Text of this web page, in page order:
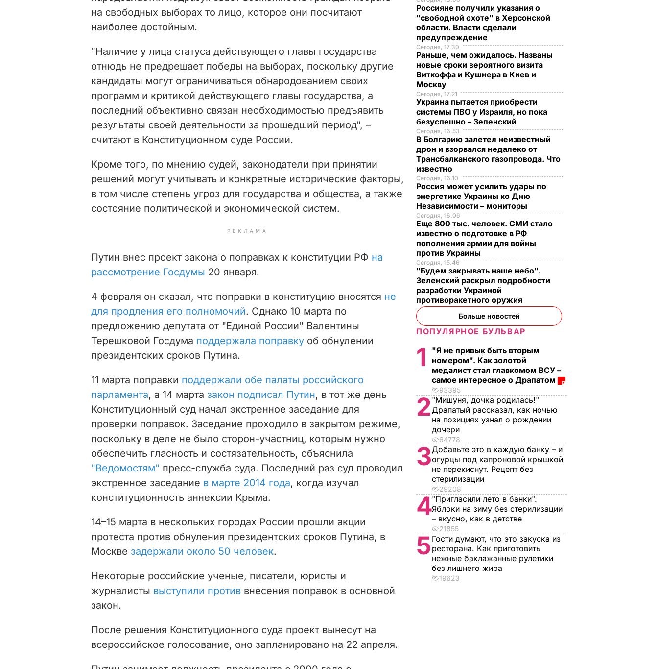
на свободных выборах то лицо, которое они посчитают
наиболее достойным.
"Наличие у лица статуса действующего главы государства
отнюдь не предрешает победы на выборах, поскольку другие
кандидаты могут ограничиваться обнародованием своих
программ и критикой действующего главы государства, а
последний объективно связан необходимостью предъявить
результаты своей деятельности за прошедший период", –
считают в Конституционном суде России.
Кроме того, по мнению судей, законодатели при принятии
решений могут учитывать и конкретные исторические факторы,
в том числе степень угроз для государства и общества, а также
состояние политической и экономической систем.
РЕКЛАМА
Путин внес проект закона о поправках к конституции РФ на
рассмотрение Госдумы 20 января.
4 февраля он сказал, что поправки в конституцию вносятся не
для продления его полномочий. Однако 10 марта по
предложению депутата от "Единой России" Валентины
Терешковой Госдума поддержала поправку об обнулении
президентских сроков Путина.
11 марта поправки поддержали обе палаты российского
парламента, а 14 марта закон подписал Путин, в тот же день
Конституционный суд начал экстренное заседание для
проверки поправок. Заседание проходило в закрытом режиме,
поскольку в деле не было сторон-участниц, которым нужно
обеспечить гласность и состязательность, объяснила
"Ведомостям" пресс-служба суда. Последний раз суд проводил
экстренное заседание в марте 2014 года, когда изучал
конституционность аннексии Крыма.
14–15 марта в нескольких городах России прошли акции
протеста против обнуления президентских сроков Путина, в
Москве задержали около 50 человек.
Некоторые российские ученые, писатели, юристы и
журналисты выступили против внесения поправок в основной
закон.
После решения Конституционного суда проект вынесут на
всероссийское голосование, оно запланировано на 22 апреля.
Россияне получили указания о
"свободной охоте" в Херсонской
области. Власти сделали
предупреждение
Сегодня, 17.30
Раньше, чем ожидалось. Названы
новые сроки вероятного визита
Виткоффа и Кушнера в Киев и
Москву
Сегодня, 17.21
Украина пытается приобрести
системы ПВО у Израиля, но пока
безуспешно – Зеленский
Сегодня, 16.53
В Болгарию залетел неизвестный
дрон и взорвался недалеко от
Трансбалканского газопровода. Что
известно
Сегодня, 16.10
Россия может усилить удары по
энергетике Украины ко Дню
Независимости – мониторы
Сегодня, 16.06
Еще 800 тыс. человек. СМИ стало
известно о подготовке в РФ
пополнения армии для войны
против Украины
Сегодня, 15.46
"Будем закрывать наше небо".
Зеленский раскрыл подробности
разработки Украиной
противоракетного оружия
Больше новостей
ПОПУЛЯРНОЕ БУЛЬВАР
1
"Я не привык быть вторым
номером". Как золотой
медалист стал главкомом ВСУ –
самое интересное о Драпатом
93395
2 "Мишуня, дочка родилась!"
Драпатый рассказал, как ночью
на позициях узнал о рождении
дочери
64778
3Добавьте это в каждую банку – и
огурцы под капроновой крышкой
не перекиснут. Рецепт без
стерилизации
29208
4"Пригласили лето в банки".
Яблоки на зиму без стерилизации
– вкусно, как в детстве
21855
5 Гости думают, что это закуска из
ресторана. Как приготовить
нежные баклажанные рулетики
без лишнего жира
19623